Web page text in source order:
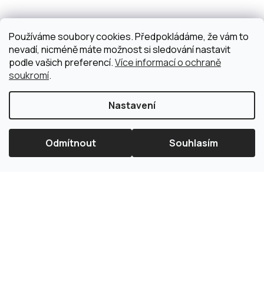
Používáme soubory cookies. Předpokládáme, že vám to
nevadí, nicméně máte možnost si sledování nastavit
podle vašich preferencí.Více informací o ochraně
soukromí.
Nastavení
Odmítnout Souhlasím